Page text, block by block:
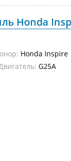
Honda
Honda Inspire
G25A